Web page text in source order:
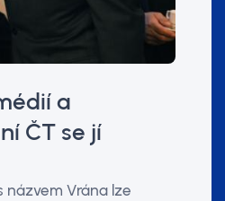
a
ČT se jí
názvem Vrána lze